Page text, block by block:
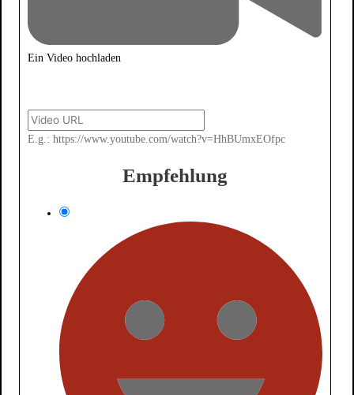
Ein Video hochladen
E.g.: https://www.youtube.com/watch?v=HhBUmxEOfpc
Empfehlung